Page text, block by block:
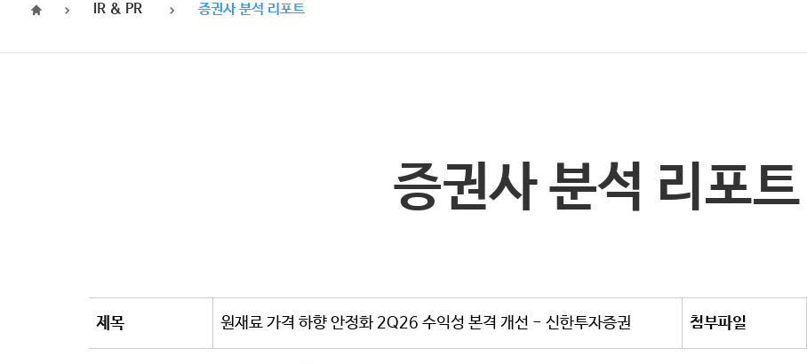
HOMEIR & PR 증권사 분석 리포트
증권사 분석 리포트
제목 원재료 가격 하향 안정화 2Q26 수익성 본격 개선 - 신한투자증권 첨부파일